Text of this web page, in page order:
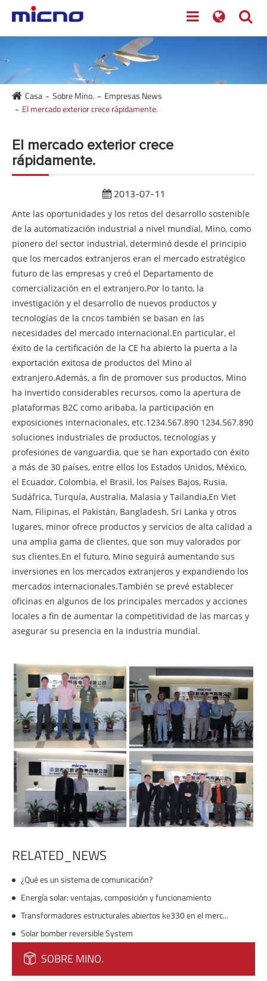
Casa Sobre Mino.
Empresas News
El mercado exterior crece rápidamente.
El mercado exterior crece
rápidamente.
2013-07-11
Ante las oportunidades y los retos del desarrollo sostenible
de la automatización industrial a nivel mundial, Mino, como
pionero del sector industrial, determinó desde el principio
que los mercados extranjeros eran el mercado estratégico
futuro de las empresas y creó el Departamento de
comercialización en el extranjero.Por lo tanto, la
investigación y el desarrollo de nuevos productos y
tecnologías de la cncos también se basan en las
necesidades del mercado internacional.En particular, el
éxito de la certificación de la CE ha abierto la puerta a la
exportación exitosa de productos del Mino al
extranjero.Además, a fin de promover sus productos, Mino
ha invertido considerables recursos, como la apertura de
plataformas B2C como aribaba, la participación en
exposiciones internacionales, etc.1234.567.890 1234.567.890
soluciones industriales de productos, tecnologías y
profesiones de vanguardia, que se han exportado con éxito
a más de 30 países, entre ellos los Estados Unidos, México,
el Ecuador, Colombia, el Brasil, los Países Bajos, Rusia,
Sudáfrica, Turquía, Australia, Malasia y Tailandia,En Viet
Nam, Filipinas, el Pakistán, Bangladesh, Sri Lanka y otros
lugares, minor ofrece productos y servicios de alta calidad a
una amplia gama de clientes, que son muy valorados por
sus clientes.En el futuro, Mino seguirá aumentando sus
inversiones en los mercados extranjeros y expandiendo los
mercados internacionales.También se prevé establecer
oficinas en algunos de los principales mercados y acciones
locales a fin de aumentar la competitividad de las marcas y
asegurar su presencia en la industria mundial.
RELATED_NEWS
¿Qué es un sistema de comunicación?
Energía solar: ventajas, composición y funcionamiento
Transformadores estructurales abiertos ke330 en el mercado.
Solar bomber reversible System
SOBRE MINO.